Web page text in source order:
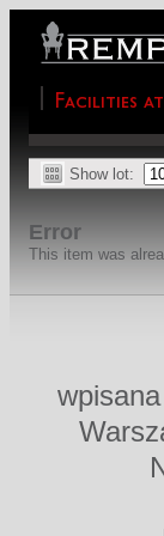
Facilities
Show lot:
Error
This item was